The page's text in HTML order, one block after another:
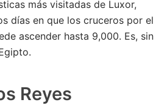
más visitadas de Luxor,
días en que los cruceros por el
ascender hasta 9,000. Es, sin
Reyes